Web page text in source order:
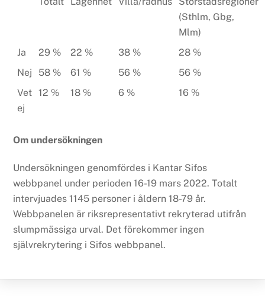
(Sthlm, Gbg,
Mlm)
Ja 29 % 22 % 38 % 28 %
Nej
58 % 61 % 56 % 56 %
Vet
ej
12 % 18 % 6 % 16 %
Om undersökningen
Undersökningen genomfördes i Kantar Sifos
webbpanel under perioden 16-19 mars 2022. Totalt
intervjuades 1145 personer i åldern 18-79 år.
Webbpanelen är riksrepresentativt rekryterad utifrån
slumpmässiga urval. Det förekommer ingen
självrekrytering i Sifos webbpanel.